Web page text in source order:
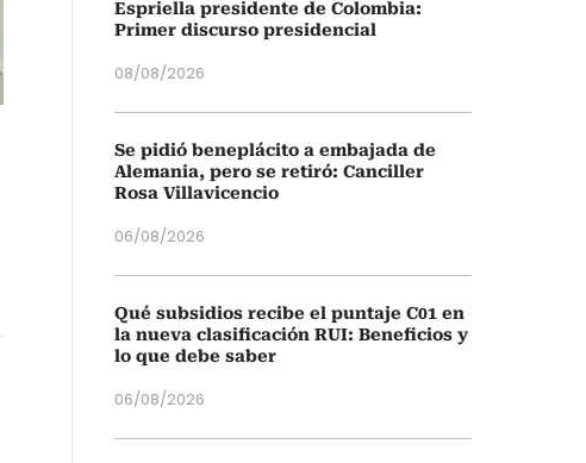
Espriella presidente de Colombia:
Primer discurso presidencial
08/08/2026
Se pidió beneplácito a embajada de
Alemania, pero se retiró: Canciller
Rosa Villavicencio
06/08/2026
Qué subsidios recibe el puntaje C01 en
la nueva clasificación RUI: Beneficios y
lo que debe saber
06/08/2026